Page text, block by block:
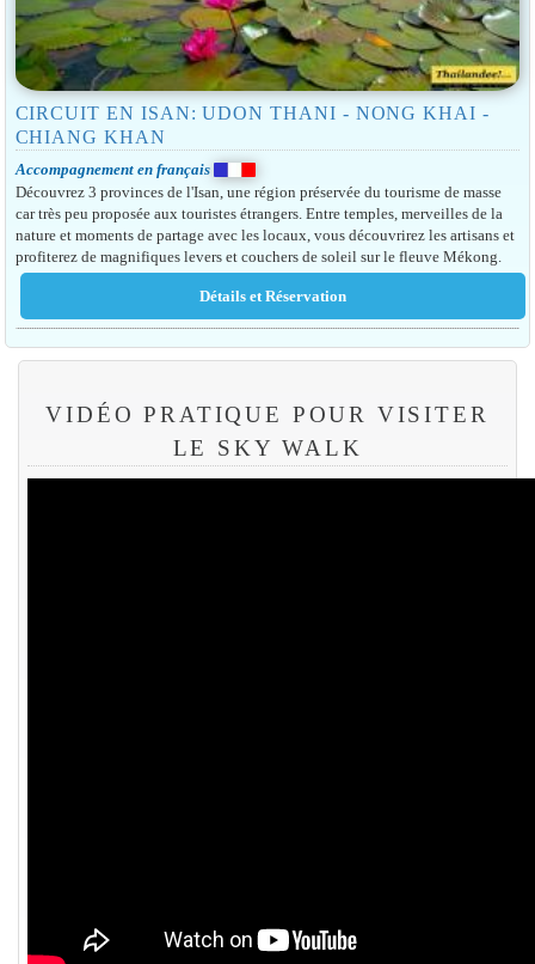
CIRCUIT EN ISAN: UDON THANI - NONG KHAI -
CHIANG KHAN
Accompagnement en français
Découvrez 3 provinces de l'Isan, une région préservée du tourisme de masse
car très peu proposée aux touristes étrangers. Entre temples, merveilles de la
nature et moments de partage avec les locaux, vous découvrirez les artisans et
profiterez de magnifiques levers et couchers de soleil sur le fleuve Mékong.
VIDÉO PRATIQUE POUR VISITER
LE SKY WALK